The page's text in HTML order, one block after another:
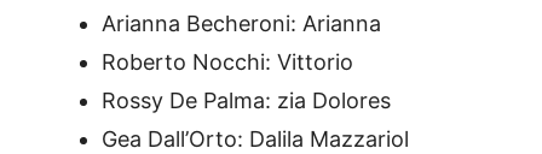
Arianna Becheroni: Arianna
Roberto Nocchi: Vittorio
Rossy De Palma: zia Dolores
Gea Dall’Orto: Dalila Mazzariol